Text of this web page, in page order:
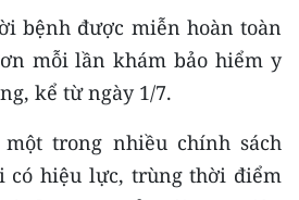
bệnh được miễn hoàn toàn
mỗi lần khám bảo hiểm y
kể từ ngày 1/7.
trong nhiều chính sách
có hiệu lực, trùng thời điểm